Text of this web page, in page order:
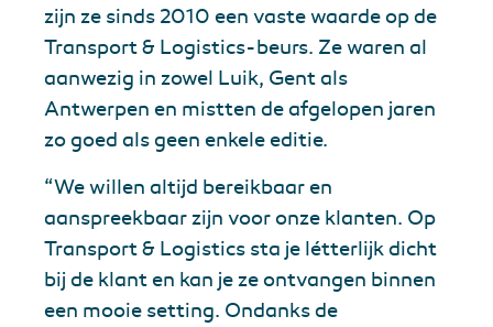
zijn ze sinds 2010 een vaste waarde op de
Transport & Logistics-beurs. Ze waren al
aanwezig in zowel Luik, Gent als
Antwerpen en mistten de afgelopen jaren
zo goed als geen enkele editie.
“We willen altijd bereikbaar en
aanspreekbaar zijn voor onze klanten. Op
Transport & Logistics sta je létterlijk dicht
bij de klant en kan je ze ontvangen binnen
een mooie setting. Ondanks de